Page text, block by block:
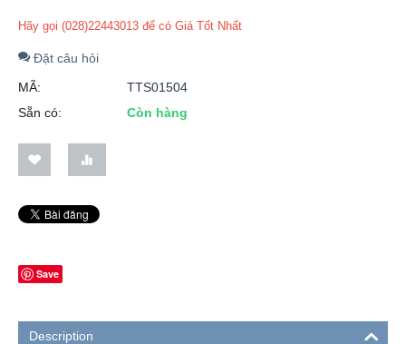
Hãy gọi (028)22443013 để có Giá Tốt Nhất
Đặt câu hỏi
MÃ:
TTS01504
Sẵn có:
Còn hàng
Save
Description